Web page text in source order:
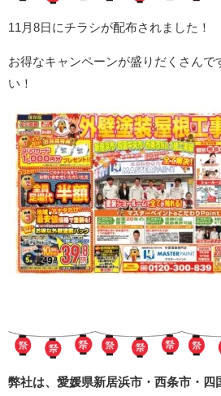
11月8日にチラシが配布されました！
お得なキャンペーンが盛りだくさんで
い！
弊社は、愛媛県新居浜市・西条市・四